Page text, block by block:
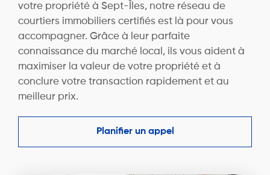
votre propriété à Sept-Îles, notre réseau de
courtiers immobiliers certifiés est là pour vous
accompagner. Grâce à leur parfaite
connaissance du marché local, ils vous aident à
maximiser la valeur de votre propriété et à
conclure votre transaction rapidement et au
meilleur prix.
Planifier un appel